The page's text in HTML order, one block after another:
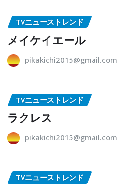
TVニューストレンド
メイケイエール
pikakichi2015@gmail.com
TVニューストレンド
ラクレス
pikakichi2015@gmail.com
TVニューストレンド